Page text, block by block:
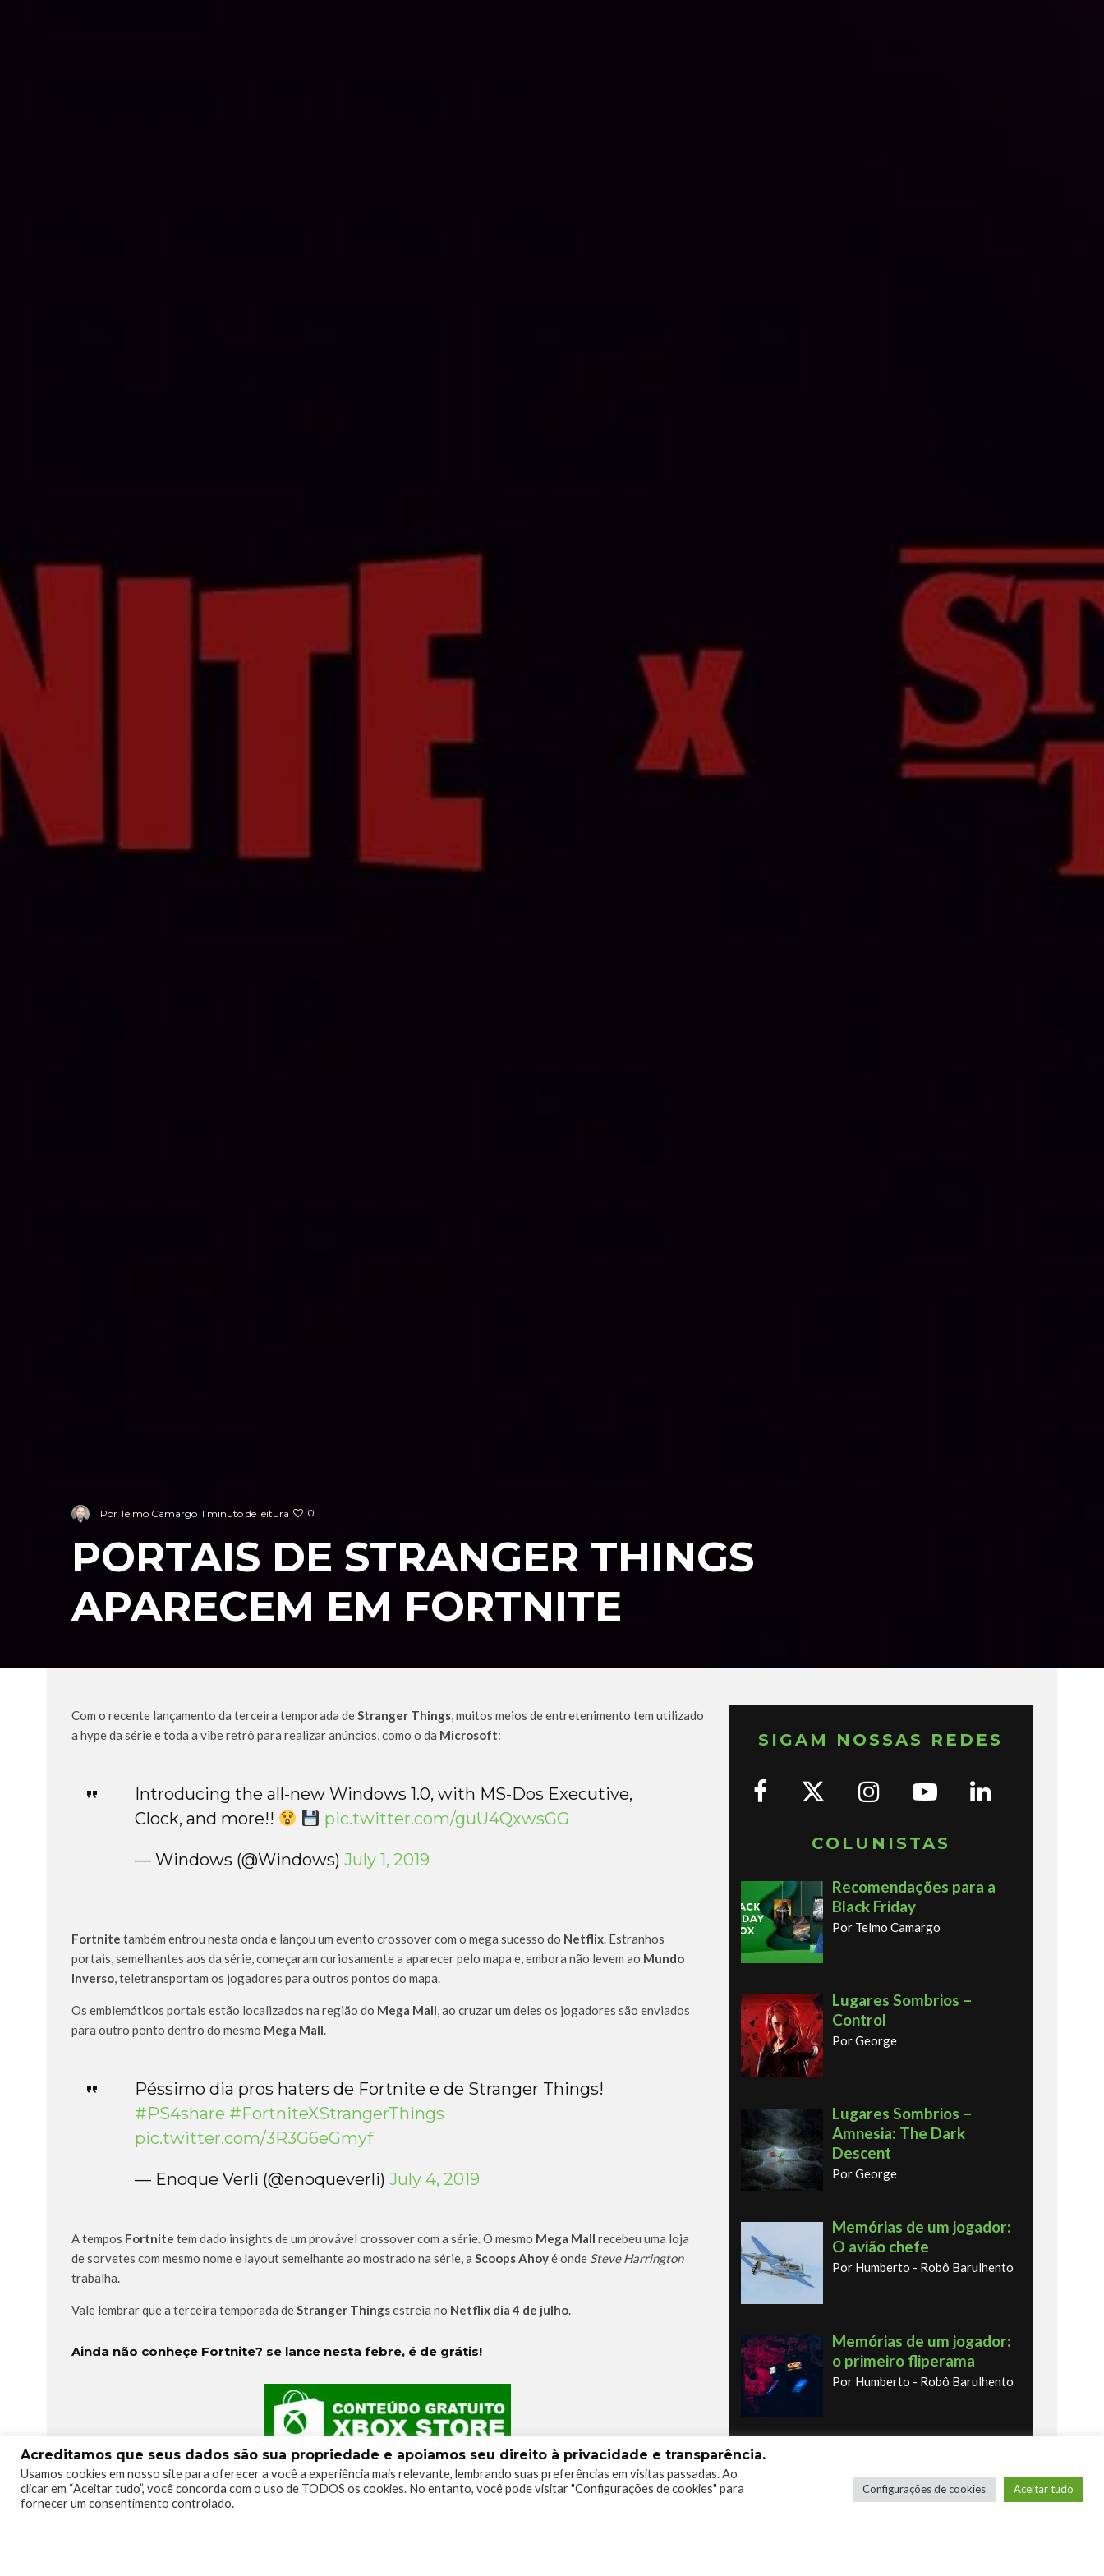
Por Telmo Camargo 1 minuto de leitura 0
PORTAIS DE STRANGER THINGS
APARECEM EM FORTNITE
Com o recente lançamento da terceira temporada de Stranger Things , muitos meios de entretenimento tem utilizado
a hype da série e toda a vibe retrô para realizar anúncios, como o da Microsoft:
Introducing the all-new Windows 1.0, with MS-Dos Executive,
Clock, and more!!
pic.twitter.com/guU4QxwsGG
— Windows (@Windows) July 1, 2019
Fortnite também entrou nesta onda e lançou um evento crossover com o mega sucesso do Netflix . Estranhos
portais, semelhantes aos da série, começaram curiosamente a aparecer pelo mapa e, embora não levem ao Mundo
Inverso , teletransportam os jogadores para outros pontos do mapa.
Os emblemáticos portais estão localizados na região do Mega Mall , ao cruzar um deles os jogadores são enviados
para outro ponto dentro do mesmo Mega Mall
Péssimo dia pros haters de Fortnite e de Stranger Things!
#PS4share #FortniteXStrangerThings
pic.twitter.com/3R3G6eGmyf
— Enoque Verli (@enoqueverli) July 4, 2019
A tempos Fortnite tem dado insights de um provável crossover com a série. O mesmo Mega Mall recebeu uma loja
de sorvetes com mesmo nome e layout semelhante ao mostrado na série, a Scoops Ahoyé onde Steve Harrington
trabalha.
Vale lembrar que a terceira temporada de Stranger Thingsestreia no Netflix dia 4 de julho
Ainda não conheçe Fortnite? se lance nesta febre, é de grátis!
SIGAM NOSSAS REDES
COLUNISTAS
Recomendações para a
Black Friday
Por Telmo Camargo
Lugares Sombrios –
Control
Por George
Lugares Sombrios –
Amnesia: The Dark
Descent
Por George
Memórias de um jogador:
O avião chefe
Por Humberto - Robô Barulhento
Memórias de um jogador:
o primeiro fliperama
Por Humberto - Robô Barulhento
360 & Ps3
Por George
Acreditamos que seus dados são sua propriedade e apoiamos seu direito à privacidade e transparência.
Usamos cookies em nosso site para oferecer a você a experiência mais relevante, lembrando suas preferências em visitas passadas. Ao
clicar em “Aceitar tudo”, você concorda com o uso de TODOS os cookies. No entanto, você pode visitar "Configurações de cookies" para
fornecer um consentimento controlado.
Configurações de cookies Aceitar tudo